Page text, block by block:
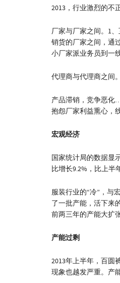
2013，行业激烈的不
厂家与厂家之间。1
销货的厂家之间，通
小厂家派业务员到一
代理商与代理商之间
产品滞销，竞争恶化
抱怨厂家利益熏心，
宏观经济
国家统计局的数据显
比增长9.2%，比上半
服装行业的“冷”，与
了一批产能，活下来
前两三年的产能大扩张
产能过剩
2013年上半年，百圆
现象也越发严重。产